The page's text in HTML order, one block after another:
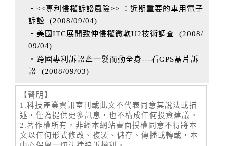
‧<<專利侵權訴訟風險>> ：近期重要的車用電子
訴訟 (2008/09/04)
‧美國ITC展開致伸侵權微軟U2技術調查 (2008/
09/04)
‧跨國專利訴訟牽一髮而動全身---看GPS晶片訴
訟 (2008/09/03)
【聲明】
1.科技產業資訊室刊載此文不代表同意其說法或描
述，僅為提供更多訊息，也不構成任何投資建議。
2.著作權所有，非經本網站書面授權同意不得將本
文以任何形式修改、複製、儲存、傳播或轉載，本